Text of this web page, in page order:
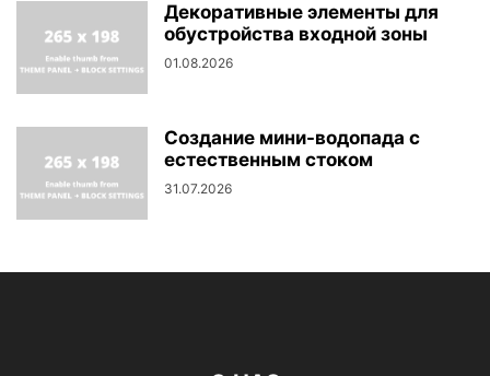
Декоративные элементы для
обустройства входной зоны
01.08.2026
Создание мини-водопада с
естественным стоком
31.07.2026